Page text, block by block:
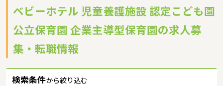
ベビーホテル 児童養護施設 認定こども園
公立保育園 企業主導型保育園の求人募
集・転職情報
検索条件から絞り込む